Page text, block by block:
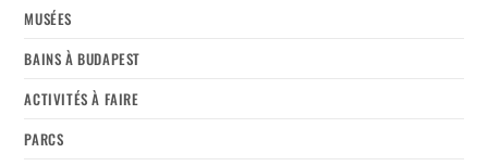
MUSÉES
BAINS À BUDAPEST
ACTIVITÉS À FAIRE
PARCS